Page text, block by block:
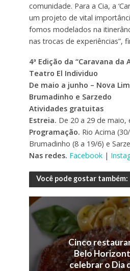
comunidade. Para a Cia, a
um projeto de vital
fomos modelados na
nas trocas de experiências”,
4ª Edição da “Caravana da
Teatro El Individuo
De maio a junho – Nova
Brumadinho e Sarzedo
Atividades gratuitas
Estreia. De 20 a 29 de maio,
Programação. Rio Acima
Brumadinho (8 a 19/6) e
Nas redes. Facebook|
Você pode gostar também:
Cinco
Belo
celebrar o Dia